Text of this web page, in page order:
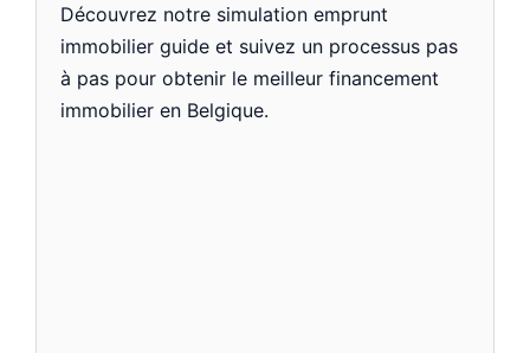
Découvrez notre simulation emprunt
immobilier guide et suivez un processus pas
à pas pour obtenir le meilleur financement
immobilier en Belgique.